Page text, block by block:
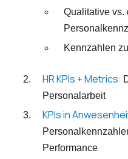
Qualitative vs.
Kennzahlen
HR KPIs + Metrics:
Personalarbeit
KPIs in
Performance